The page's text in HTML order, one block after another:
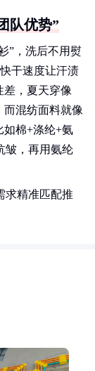
队优势”
”，洗后不用熨
干速度让汗渍
差，夏天穿像
而混纺面料就像
如棉+涤纶+氨
皱，再用氨纶
求精准匹配推